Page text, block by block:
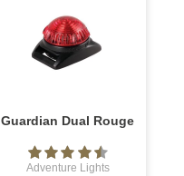
Guardian Dual Rouge
Adventure Lights